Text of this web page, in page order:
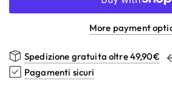
More payment
Spedizione gratuita oltre 49,90€
Pagamenti sicuri